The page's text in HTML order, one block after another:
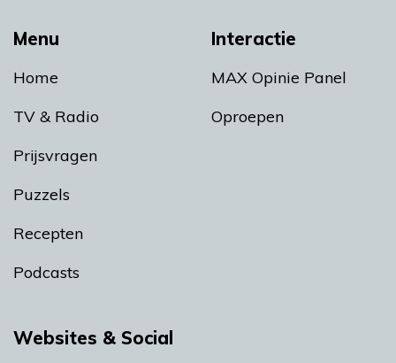
Menu
Home
TV & Radio
Prijsvragen
Puzzels
Recepten
Podcasts
Interactie
MAX Opinie Panel
Oproepen
Websites & Social